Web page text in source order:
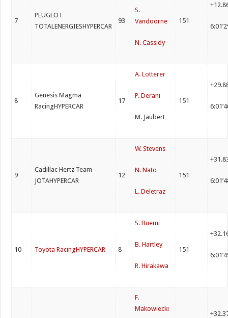
7
PEUGEOT
TOTALENERGIESHYPERCAR
93
S.
Vandoorne
N. Cassidy
151
8
Genesis Magma
RacingHYPERCAR
17
A. Lotterer
P. Derani
M. Jaubert
151
9
Cadillac Hertz Team
JOTAHYPERCAR
12
W. Stevens
N. Nato
L. Deletraz
151
10 Toyota RacingHYPERCAR 8
S. Buemi
B. Hartley
R. Hirakawa
151
F.
Makowiecki